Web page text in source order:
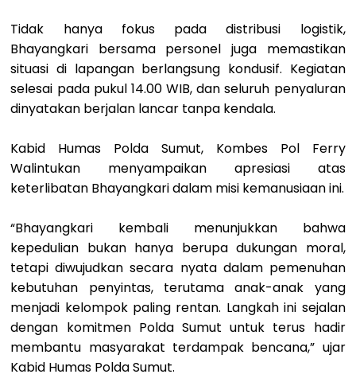
Tidak hanya fokus pada distribusi logistik,
Bhayangkari bersama personel juga memastikan
situasi di lapangan berlangsung kondusif. Kegiatan
selesai pada pukul 14.00 WIB, dan seluruh penyaluran
dinyatakan berjalan lancar tanpa kendala.
Kabid Humas Polda Sumut, Kombes Pol Ferry
Walintukan menyampaikan apresiasi atas
keterlibatan Bhayangkari dalam misi kemanusiaan ini.
“Bhayangkari kembali menunjukkan bahwa
kepedulian bukan hanya berupa dukungan moral,
tetapi diwujudkan secara nyata dalam pemenuhan
kebutuhan penyintas, terutama anak-anak yang
menjadi kelompok paling rentan. Langkah ini sejalan
dengan komitmen Polda Sumut untuk terus hadir
membantu masyarakat terdampak bencana,” ujar
Kabid Humas Polda Sumut.